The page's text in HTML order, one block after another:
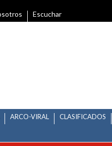
Escuchar
ARCO-VIRAL
CLASIFICADOS